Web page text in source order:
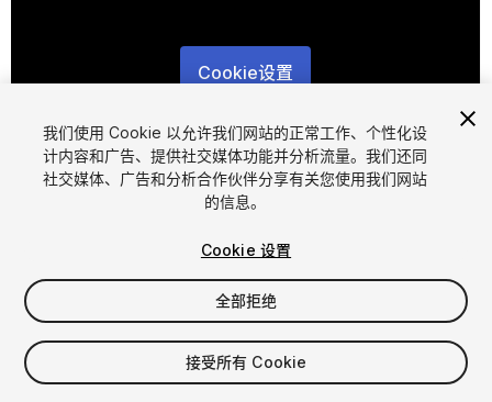
Cookie设置
1/25
$24.99
增值税将在结算时计算
我们使用 Cookie 以允许我们网站的正常工作、个性化设
计内容和广告、提供社交媒体功能并分析流量。我们还同
社交媒体、广告和分析合作伙伴分享有关您使用我们网站
的信息。
Cookie 设置
全部拒绝
接受所有 Cookie